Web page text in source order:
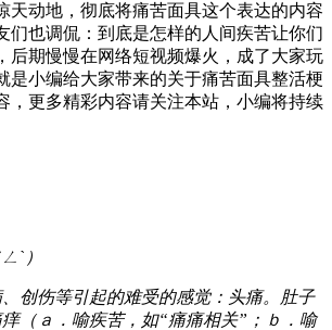
天动地，彻底将痛苦面具这个表达的内容
们也调侃：到底是怎样的人间疾苦让你们
后期慢慢在网络短视频爆火，成了大家玩
是小编给大家带来的关于痛苦面具整活梗
，更多精彩内容请关注本站，小编将持续
ˋ）
、创伤等引起的难受的感觉：头痛。肚子
（ａ．喻疾苦，如“痛痛相关”；ｂ．喻